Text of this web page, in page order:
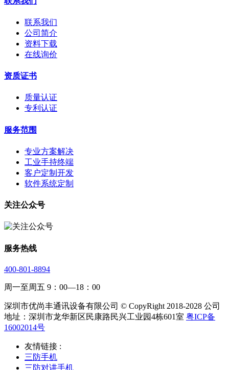
联系我们
公司简介
资料下载
在线询价
资质证书
质量认证
专利认证
服务范围
专业方案解决
工业手持终端
客户定制开发
软件系统定制
关注公众号
服务热线
400-801-8894
周一至周五 9：00—18：00
深圳市优尚丰通讯设备有限公司 © CopyRight 2018-2028 公司
地址：深圳市龙华新区民康路民兴工业园4栋601室 粤ICP备
16002014号
友情链接 :
三防手机
三防对讲手机